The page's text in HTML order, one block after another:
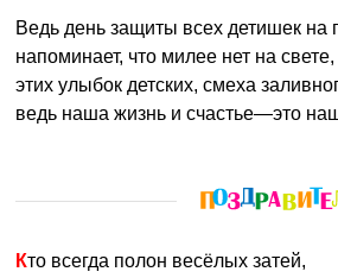
Ведь день защиты всех детишек на
напоминает, что милее нет на свете,
этих улыбок детских, смеха
ведь наша жизнь и счастье—это
Кто всегда полон весёлых затей,